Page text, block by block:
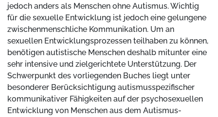
jedoch anders als Menschen ohne Autismus. Wichtig
für die sexuelle Entwicklung ist jedoch eine gelungene
zwischenmenschliche Kommunikation. Um an
sexuellen Entwicklungsprozessen teilhaben zu können,
benötigen autistische Menschen deshalb mitunter eine
sehr intensive und zielgerichtete Unterstützung. Der
Schwerpunkt des vorliegenden Buches liegt unter
besonderer Berücksichtigung autismusspezifischer
kommunikativer Fähigkeiten auf der psychosexuellen
Entwicklung von Menschen aus dem Autismus-